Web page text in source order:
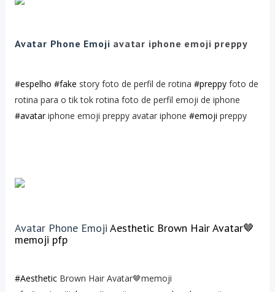
Avatar Phone Emoji avatar iphone emoji preppy
#espelho #fake story foto de perfil de rotina #preppyfoto de
rotina para o tik tok rotina foto de perfil emoji de iphone
#avatariphone emoji preppy avatar iphone #emoji preppy
Avatar Phone Emoji Aesthetic Brown Hair Avatar🤎
memoji pfp
#AestheticBrown Hair Avatar🤎memoji